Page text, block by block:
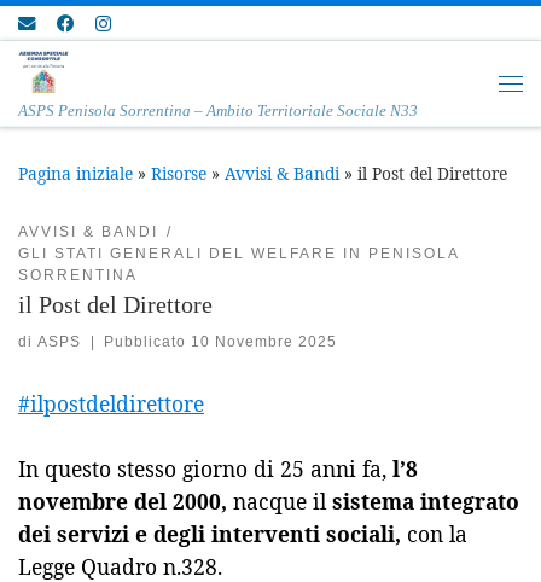
Passa al contenuto
ASPS Penisola Sorrentina – Ambito Territoriale Sociale N33
Pagina iniziale » Risorse » Avvisi & Bandi » il Post del Direttore
AVVISI & BANDI
GLI STATI GENERALI DEL WELFARE IN PENISOLA
SORRENTINA
il Post del Direttore
di ASPS | Pubblicato 10 Novembre 2025
#ilpostdeldirettore
In questo stesso giorno di 25 anni fa, l’8
novembre del 2000, nacque il sistema integrato
dei servizi e degli interventi sociali, con la
Legge Quadro n.328.